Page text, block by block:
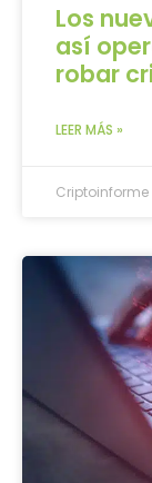
Los
así
robar
LEER MÁS »
Criptoinforme